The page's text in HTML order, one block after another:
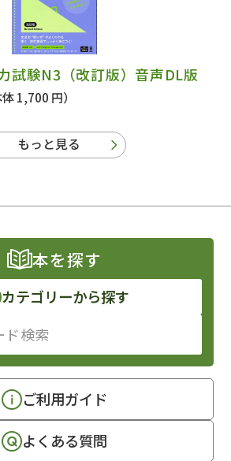
試験N3（改訂版）音声DL版
体 1,700 円）
もっと見る
本を探す
カテゴリーから探す
ご利用ガイド
よくある質問